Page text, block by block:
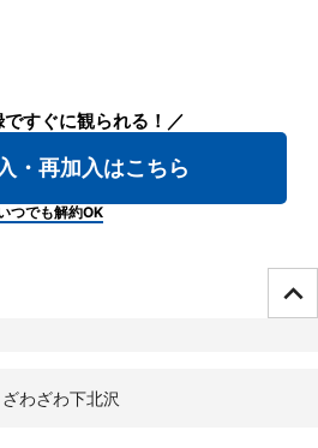
ですぐに観られる！／
・再加入はこちら
つでも解約OK
ざわざわ下北沢